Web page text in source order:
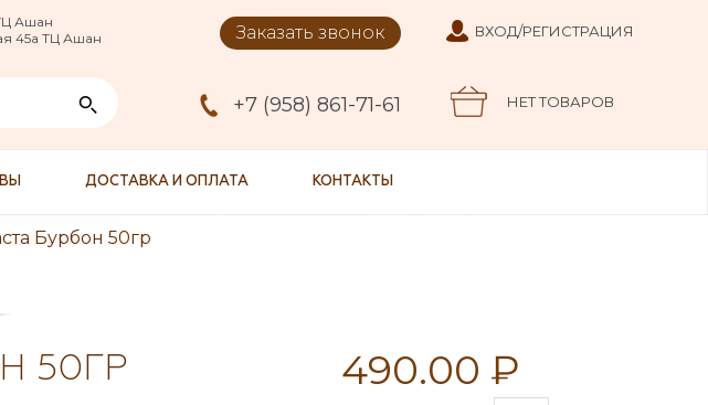
Ашан
45а ТЦ Ашан
+7 (958) 861-71-61
Ашан
45а ТЦ Ашан
Заказать звонок
НЕТ ТОВАРОВ
ВХОД/РЕГИСТРАЦИЯ
ДОСТАВКА И ОПЛАТА КОНТАКТЫ
Бурбон 50гр
50ГР 490.00 ₽